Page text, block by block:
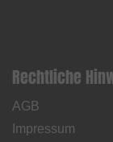
Rechtliche
AGB
Impressum